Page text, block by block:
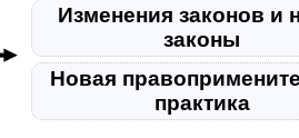
Изменения законов и
законы
Новая
практика